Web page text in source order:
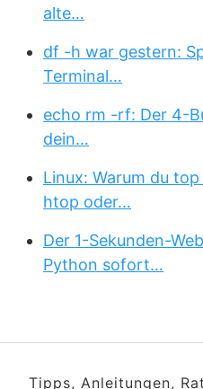
alte…
df -h war gestern:
Terminal…
echo rm -rf: Der 4-
dein…
Linux: Warum du
htop oder…
Der 1-Sekunden-
Python sofort…
Tipps, Anleitungen,